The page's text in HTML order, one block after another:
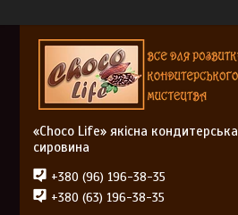
«Choco Life» якісна кондитерська
сировина
+380 (96) 196-38-35
+380 (63) 196-38-35